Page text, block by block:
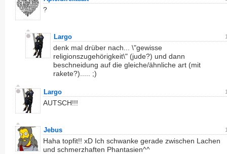
?
Largo
denk mal drüber nach... \"gewisse
religionszugehörigkeit\" (jude?) und dann
beschneidung auf die gleiche/ähnliche art (mit
rakete?)..... ;)
Largo
AUTSCH!!!
Jebus
Haha topfit!! xD Ich schwanke gerade zwischen Lachen
und schmerzhaften Phantasien^^